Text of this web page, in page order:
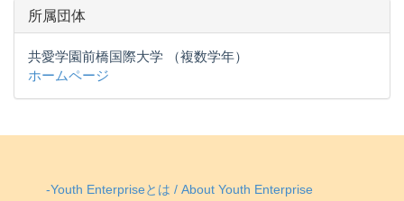
所属団体
共愛学園前橋国際大学 （複数学年）
ホームページ
-Youth Enterpriseとは / About Youth Enterprise